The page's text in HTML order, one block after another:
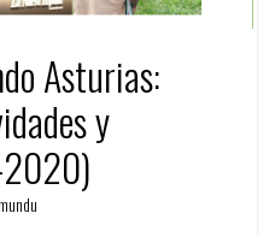
Asturias:
y